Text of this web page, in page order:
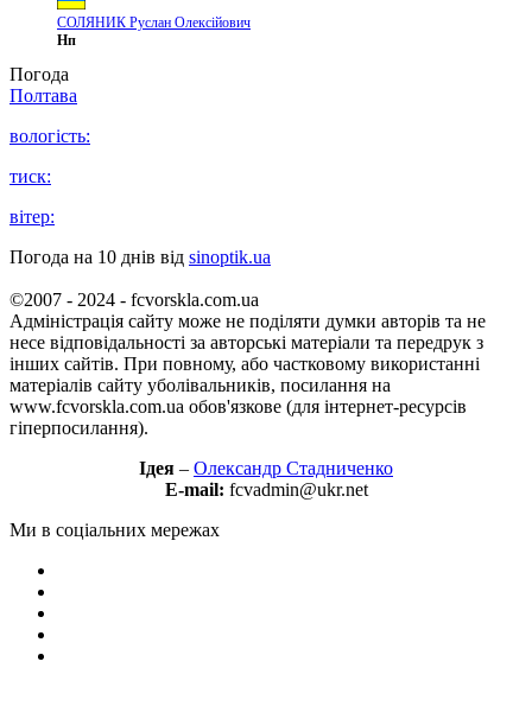
СОЛЯНИК Руслан Олексійович
Нп
Погода
Полтава
вологість:
тиск:
вітер:
Погода на 10 днів від sinoptik.ua
©2007 - 2024 - fcvorskla.com.ua
Адміністрація сайту може не поділяти думки авторів та не
несе відповідальності за авторські матеріали та передрук з
інших сайтів. При повному, або частковому використанні
матеріалів сайту уболівальників, посилання на
www.fcvorskla.com.ua обов'язкове (для інтернет-ресурсів
гіперпосилання).
Ідея – Олександр Стадниченко
E-mail: fcvadmin@ukr.net
Ми в соціальних мережах